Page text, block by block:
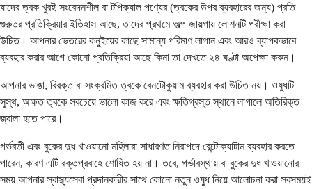
যাদের ত্বক খুবই সংবেদনশীল বা টপিক্যাল পণ্যের (ত্বকের উপর ব্যবহারের জন্য) প্রতি
গুরুতর প্রতিক্রিয়ার ইতিহাস আছে, তাদের প্রথমে অল্প জায়গায় লোশনটি পরীক্ষা করা
উচিত। আপনার ভেতরের কনুইয়ের কাছে সামান্য পরিমাণ লাগান এবং আরও ব্যাপকভাবে
ব্যবহার করার আগে কোনো প্রতিক্রিয়া আছে কিনা তা দেখতে ২৪ ঘণ্টা অপেক্ষা করুন।
আপনার ভাঙা, বিরক্ত বা সংক্রমিত ত্বকে বেনটোকুয়াম ব্যবহার করা উচিত নয়। ওষুধটি
সুস্থ, অক্ষত ত্বকে সবচেয়ে ভালো কাজ করে এবং ক্ষতিগ্রস্ত স্থানে লাগালে অতিরিক্ত
জ্বালা হতে পারে।
গর্ভবতী এবং বুকের দুধ খাওয়ানো মহিলারা সাধারণত নিরাপদে বেন্টোক্যাটাম ব্যবহার করতে
পারেন, কারণ এটি রক্তপ্রবাহে শোষিত হয় না। তবে, গর্ভাবস্থায় বা বুকের দুধ খাওয়ানোর
সময় আপনার স্বাস্থ্যসেবা প্রদানকারীর সাথে কোনো নতুন ওষুধ নিয়ে আলোচনা করা সবসময়ই